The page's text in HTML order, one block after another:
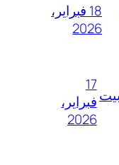
18 فبراير،
2026
17
فبراير،
2026